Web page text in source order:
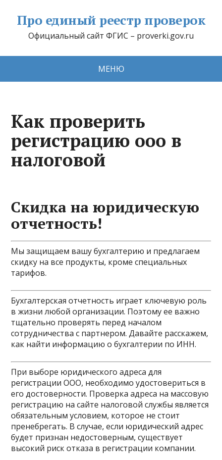
Про единый реестр проверок
Официальный сайт ФГИС – proverki.gov.ru
МЕНЮ
Как проверить
регистрацию ооо в
налоговой
Скидка на юридическую
отчетность!
Мы защищаем вашу бухгалтерию и предлагаем
скидку на все продукты, кроме специальных
тарифов.
Бухгалтерская отчетность играет ключевую роль
в жизни любой организации. Поэтому ее важно
тщательно проверять перед началом
сотрудничества с партнером. Давайте расскажем,
как найти информацию о бухгалтерии по ИНН.
При выборе юридического адреса для
регистрации ООО, необходимо удостовериться в
его достоверности. Проверка адреса на массовую
регистрацию на сайте налоговой службы является
обязательным условием, которое не стоит
пренебрегать. В случае, если юридический адрес
будет признан недостоверным, существует
высокий риск отказа в регистрации компании.